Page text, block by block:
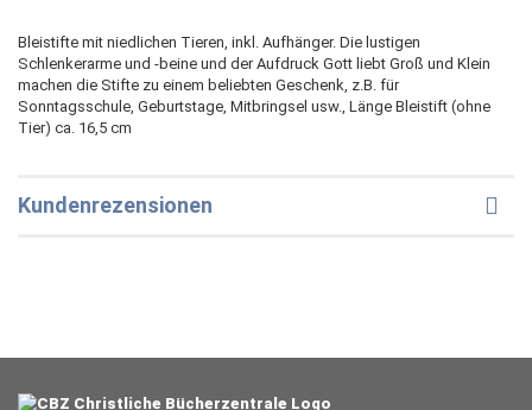
Bleistifte mit niedlichen Tieren, inkl. Aufhänger. Die lustigen
Schlenkerarme und -beine und der Aufdruck Gott liebt Groß und Klein
machen die Stifte zu einem beliebten Geschenk, z.B. für
Sonntagsschule, Geburtstage, Mitbringsel usw., Länge Bleistift (ohne
Tier) ca. 16,5 cm
Kundenrezensionen